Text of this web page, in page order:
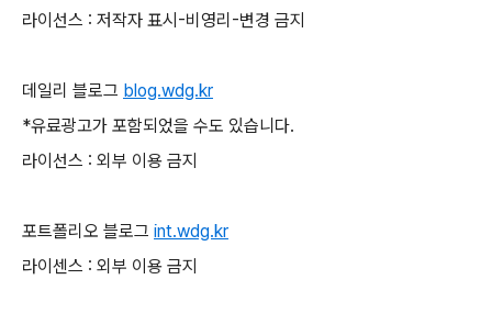
라이선스 : 저작자 표시-비영리-변경 금지
데일리 블로그 blog.wdg.kr
*유료광고가 포함되었을 수도 있습니다.
라이선스 : 외부 이용 금지
포트폴리오 블로그 int.wdg.kr
라이센스 : 외부 이용 금지